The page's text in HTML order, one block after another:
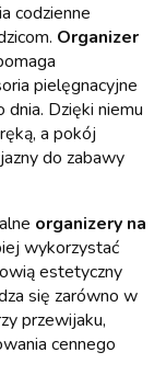
codzienne
Organizer
pielęgnacyjne
Dzięki niemu
a pokój
do zabawy
organizery na
wykorzystać
estetyczny
się zarówno w
przewijaku,
cennego